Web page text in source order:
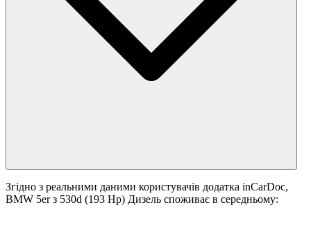
Згідно з реальними даними користувачів додатка inCarDoc,
BMW 5er з 530d (193 Hp) Дизель споживає в середньому: